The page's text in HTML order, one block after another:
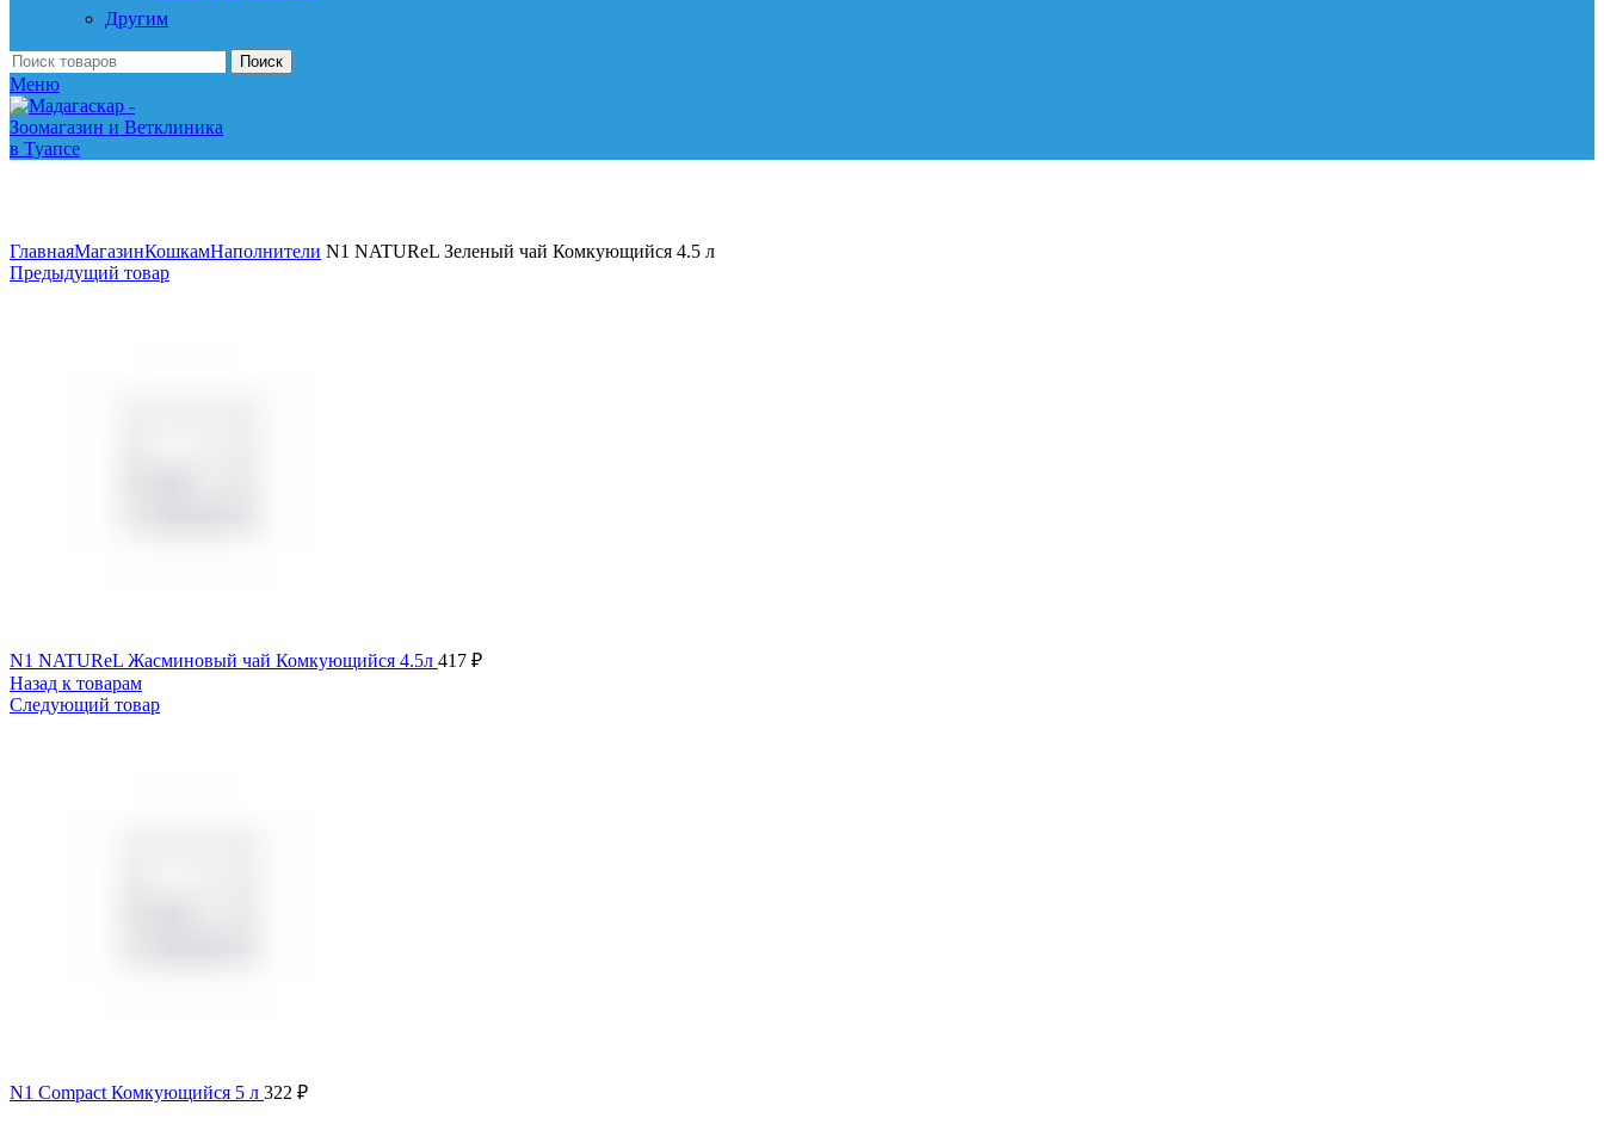
Другим
Поиск
Меню
ГлавнаяМагазинКошкамНаполнители N1 NATUReL Зеленый чай Комкующийся 4.5 л
Предыдущий товар
N1 NATUReL Жасминовый чай Комкующийся 4.5л 417 ₽
Назад к товарам
Следующий товар
N1 Compact Комкующийся 5 л 322 ₽